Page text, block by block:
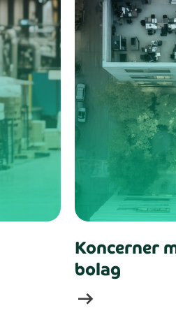
Koncerner
bolag
arrow_right_alt